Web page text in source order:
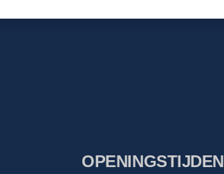
OPENINGSTIJDEN